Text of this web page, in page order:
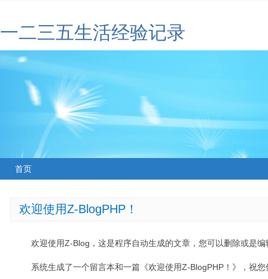
一二三五生活经验记录
首页
欢迎使用Z-BlogPHP！
欢迎使用Z-Blog，这是程序自动生成的文章，您可以删除或是编
系统生成了一个留言本和一篇《欢迎使用Z-BlogPHP！》，祝